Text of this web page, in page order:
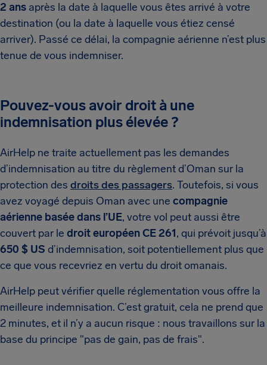
2 ans après la date à laquelle vous êtes arrivé à votre
destination (ou la date à laquelle vous étiez censé
arriver). Passé ce délai, la compagnie aérienne n’est plus
tenue de vous indemniser.
Pouvez-vous avoir droit à une
indemnisation plus élevée ?
AirHelp ne traite actuellement pas les demandes
d’indemnisation au titre du règlement d’Oman sur la
protection des droits des passagers. Toutefois, si vous
avez voyagé depuis Oman avec une compagnie
aérienne basée dans l’UE, votre vol peut aussi être
couvert par le droit européen CE 261, qui prévoit jusqu’à
650 $ US d’indemnisation, soit potentiellement plus que
ce que vous recevriez en vertu du droit omanais.
AirHelp peut vérifier quelle réglementation vous offre la
meilleure indemnisation. C’est gratuit, cela ne prend que
2 minutes, et il n’y a aucun risque : nous travaillons sur la
base du principe "pas de gain, pas de frais".